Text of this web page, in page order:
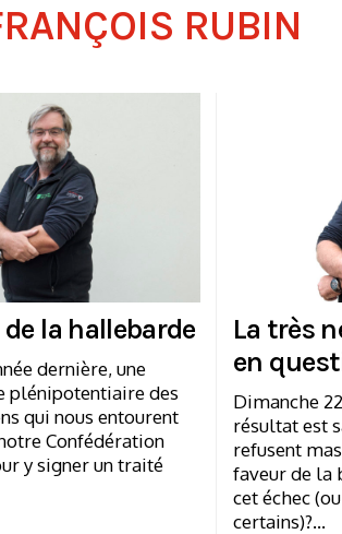
RUBIN
la hallebarde
dernière, une
plénipotentiaire des
qui nous entourent
Confédération
y signer un traité
La très
en
Dimanche
résultat est
refusent
faveur de la
cet échec
certains)?…